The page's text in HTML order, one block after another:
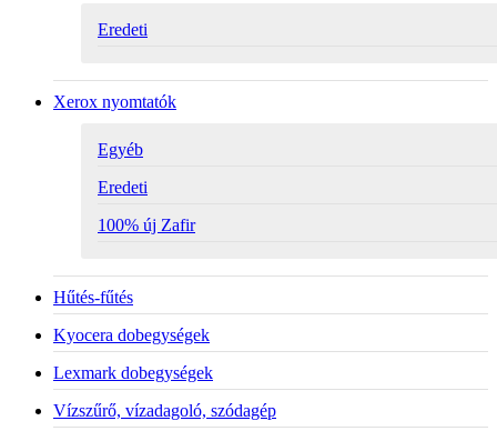
Eredeti
Xerox nyomtatók
Egyéb
Eredeti
100% új Zafir
Hűtés-fűtés
Kyocera dobegységek
Lexmark dobegységek
Vízszűrő, vízadagoló, szódagép